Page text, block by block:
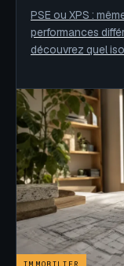
PSE ou XPS :
performances
découvrez quel